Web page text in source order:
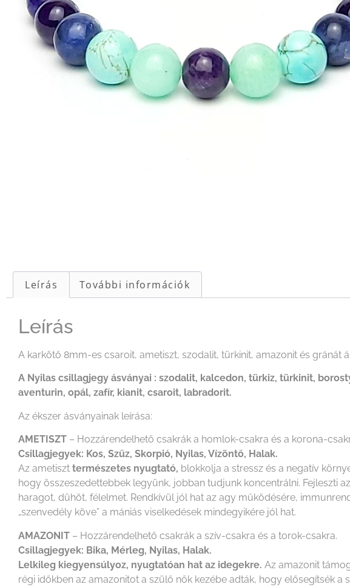
Leírás További információk
Leírás
A karkötő 8mm-es csaroit, ametiszt, szodalit, türkinit, amazonit és gránát
A Nyilas csillagjegy ásványai : szodalit, kalcedon, türkiz, türkinit,
aventurin, opál, zafír, kianit, csaroit, labradorit.
Az ékszer ásványainak leírása:
AMETISZT – Hozzárendelhető csakrák a homlok-csakra és a korona-
Csillagjegyek: Kos, Szűz, Skorpió, Nyilas, Vízöntő, Halak.
Az ametiszt természetes nyugtató, blokkolja a stressz és a negatív
hogy összeszedettebbek legyünk, jobban tudjunk koncentrálni. Fejleszti
haragot, dühöt, félelmet. Rendkívül jól hat az agy működésére,
„szenvedély köve” a mániás viselkedések mindegyikére jól hat.
AMAZONIT – Hozzárendelhető csakrák a szív-csakra és a torok-csakra.
Csillagjegyek: Bika, Mérleg, Nyilas, Halak.
Lelkileg kiegyensúlyoz, nyugtatóan hat az idegekre. Az amazonit
régi időkben az amazonitot a szülő nők kezébe adták, hogy elősegítsék